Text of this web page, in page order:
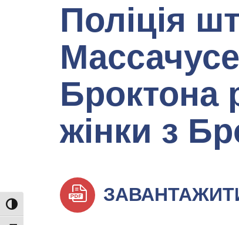
TOGGLE HIGH CONTRAST
Поліція
Броктона
жінки з